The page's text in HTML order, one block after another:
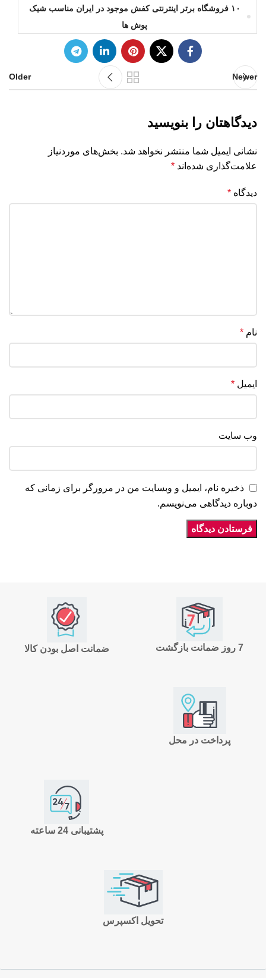
۱۰ فروشگاه برتر اینترنتی کفش موجود در ایران مناسب شیک
پوش ها
Newer
Older
دیدگاهتان را بنویسید
نشانی ایمیل شما منتشر نخواهد شد. بخش‌های موردنیاز
علامت‌گذاری شده‌اند *
دیدگاه *
نام *
ایمیل *
وب‌ سایت
ذخیره نام، ایمیل و وبسایت من در مرورگر برای زمانی که
دوباره دیدگاهی می‌نویسم.
ضمانت اصل بودن کالا 7 روز ضمانت بازگشت
پرداخت در محل
پشتیبانی 24 ساعته
تحویل اکسپرس